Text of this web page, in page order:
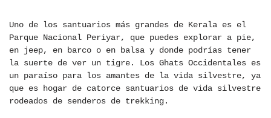
Uno de los santuarios más grandes de Kerala es el
Parque Nacional Periyar, que puedes explorar a pie,
en jeep, en barco o en balsa y donde podrías tener
la suerte de ver un tigre. Los Ghats Occidentales es
un paraíso para los amantes de la vida silvestre, ya
que es hogar de catorce santuarios de vida silvestre
rodeados de senderos de trekking.